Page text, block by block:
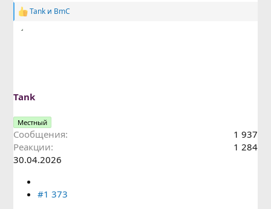
Р
а
Tank и BmC
Tank
Местный
Сообщения
1 937
Реакции
1 284
30.04.2026
#1 373